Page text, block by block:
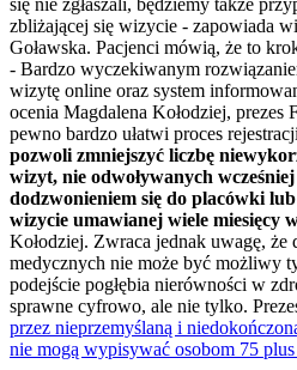
się nie zgłaszali, będziemy także
zbliżającej się wizycie - zapowiada
Goławska. Pacjenci mówią, że to
- Bardzo wyczekiwanym
wizytę online oraz system
ocenia Magdalena Kołodziej, prezes
pewno bardzo ułatwi proces
pozwoli zmniejszyć liczbę
wizyt, nie odwoływanych
dodzwonieniem się do placówki
wizycie umawianej wiele miesięcy
Kołodziej. Zwraca jednak uwagę, że
medycznych nie może być możliwy
podejście pogłębia nierówności w
sprawne cyfrowo, ale nie tylko.
przez nieprzemyślaną i
nie mogą wypisywać osobom 75 plus